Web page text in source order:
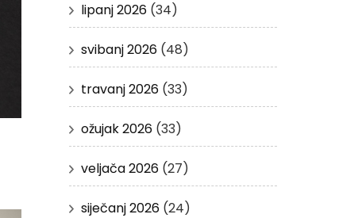
lipanj 2026(34)
svibanj 2026(48)
travanj 2026(33)
ožujak 2026(33)
veljača 2026(27)
siječanj 2026(24)